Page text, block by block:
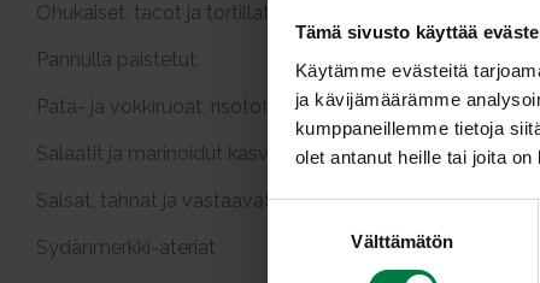
Tämä sivusto käyttää
Käytämme evästeitä
ja kävijämäärämme
kumppaneillemme tietoja
olet antanut heille tai joita
S
Välttämätön
Ohukaiset, tacot ja tortillat
Pannulla paistetut
Pata- ja vokkiruoat, risotot
Salaatit ja marinoidut kasvikset
Salsat, tahnat ja vastaavat
Sydänmerkki-ateriat